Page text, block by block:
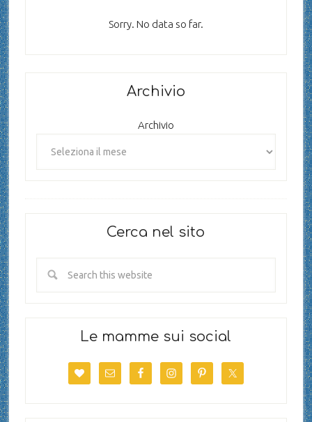
Sorry. No data so far.
Archivio
Archivio
Cerca nel sito
Le mamme sui social